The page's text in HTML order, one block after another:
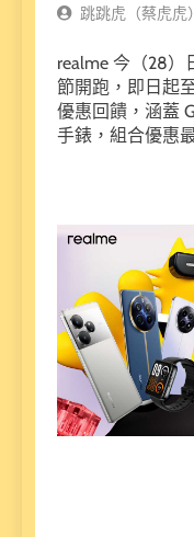
跳跳虎（蔡虎虎）
realme 今（28）
節開跑，即日起
優惠回饋，涵蓋
手錶，組合優惠